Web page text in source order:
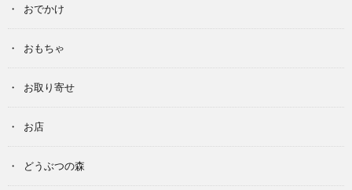
おでかけ
おもちゃ
お取り寄せ
お店
どうぶつの森